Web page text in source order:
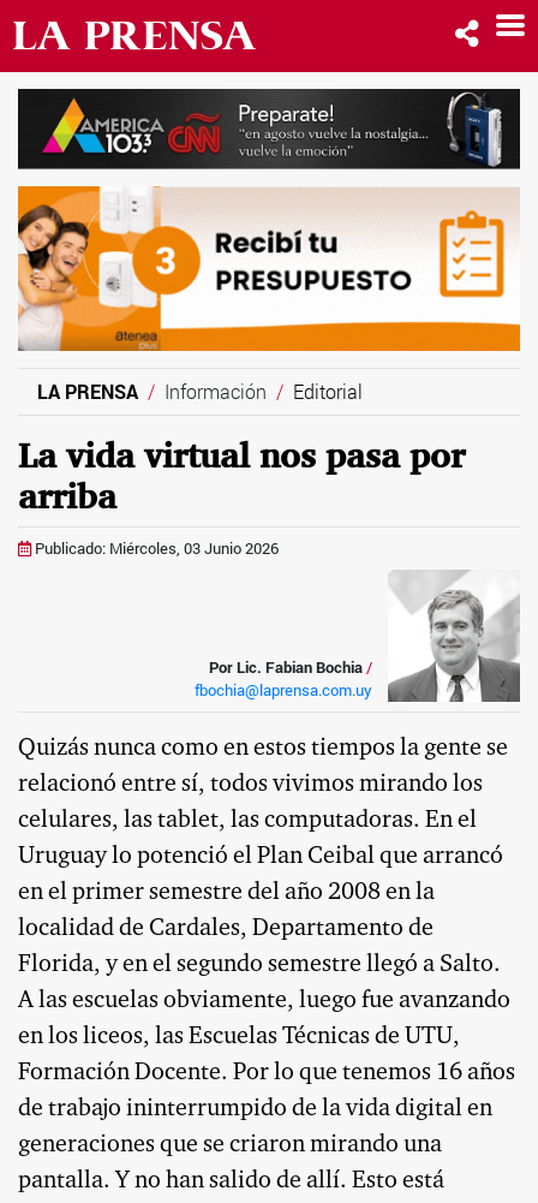
LA PRENSA Información Editorial
La vida virtual nos pasa por
arriba
Publicado: Miércoles, 03 Junio 2026
Por Lic. Fabian Bochia /
fbochia@laprensa.com.uy
Quizás nunca como en estos tiempos la gente se
relacionó entre sí, todos vivimos mirando los
celulares, las tablet, las computadoras. En el
Uruguay lo potenció el Plan Ceibal que arrancó
en el primer semestre del año 2008 en la
localidad de Cardales, Departamento de
Florida, y en el segundo semestre llegó a Salto.
A las escuelas obviamente, luego fue avanzando
en los liceos, las Escuelas Técnicas de UTU,
Formación Docente. Por lo que tenemos 16 años
de trabajo ininterrumpido de la vida digital en
generaciones que se criaron mirando una
pantalla. Y no han salido de allí. Esto está